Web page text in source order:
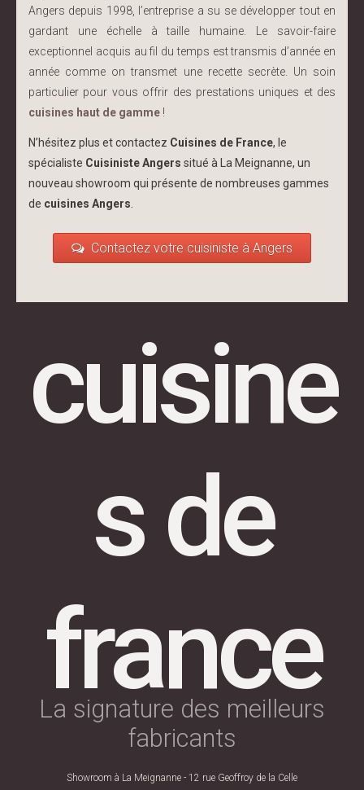
Angers depuis 1998, l’entreprise a su se développer tout en
gardant une échelle à taille humaine. Le savoir-faire
exceptionnel acquis au fil du temps est transmis d’année en
année comme on transmet une recette secrète. Un soin
particulier pour vous offrir des prestations uniques et des
cuisines haut de gamme !
N’hésitez plus et contactez Cuisines de France, le
spécialiste Cuisiniste Angers situé à La Meignanne, un
nouveau showroom qui présente de nombreuses gammes
de cuisines Angers
Contactez votre cuisiniste à Angers
cuisine
s de
france
La signature des meilleurs
fabricants
Showroom à La Meignanne - 12 rue Geoffroy de la Celle